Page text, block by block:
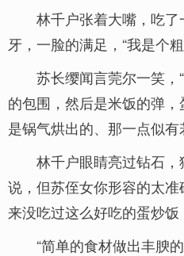
林千户张着大嘴，吃
牙，一脸的满足，“我是个
苏长缨闻言莞尔一笑
的包围，然后是米饭的弹
是锅气烘出的、那一点似有
林千户眼睛亮过钻石
说，但苏侄女你形容的太准
来没吃过这么好吃的蛋炒饭
“简单的食材做出丰腴